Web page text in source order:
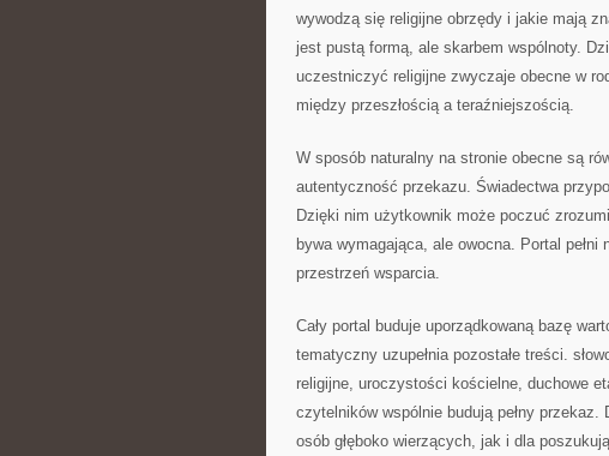
wywodzą się religijne obrzędy i jakie mają
jest pustą formą, ale skarbem wspólnoty.
uczestniczyć religijne zwyczaje obecne w
między przeszłością a teraźniejszością.
W sposób naturalny na stronie obecne są
autentyczność przekazu. Świadectwa
Dzięki nim użytkownik może poczuć
bywa wymagająca, ale owocna. Portal
przestrzeń wsparcia.
Cały portal buduje uporządkowaną bazę
tematyczny uzupełnia pozostałe treści.
religijne, uroczystości kościelne, duchowe
czytelników wspólnie budują pełny
osób głęboko wierzących, jak i dla